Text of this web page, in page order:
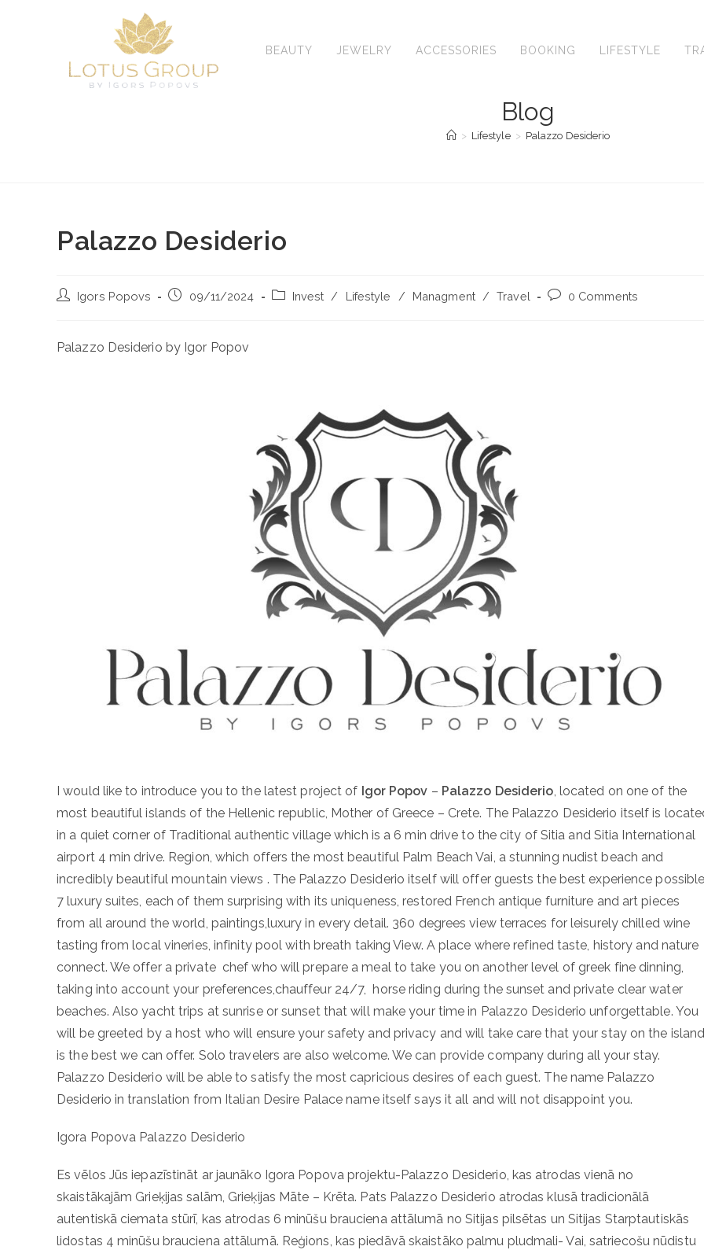
BEAUTY JEWELRY ACCESSORIES BOOKING LIFESTYLE
Blog
> Lifestyle > Palazzo Desiderio
Palazzo Desiderio
PostIgors Popovs
Post 09/11/2024
PostInvest / Lifestyle / Managment / Travel
Post0 Comments
Palazzo Desiderio by Igor Popov
I would like to introduce you to the latest project of Igor Popov – Palazzo Desiderio, located on one of the
most beautiful islands of the Hellenic republic, Mother of Greece – Crete. The Palazzo Desiderio itself is
in a quiet corner of Traditional authentic village which is a 6 min drive to the city of Sitia and Sitia International
airport 4 min drive. Region, which offers the most beautiful Palm Beach Vai, a stunning nudist beach and
incredibly beautiful mountain views . The Palazzo Desiderio itself will offer guests the best experience
7 luxury suites, each of them surprising with its uniqueness, restored French antique furniture and art pieces
from all around the world, paintings,luxury in every detail. 360 degrees view terraces for leisurely chilled wine
tasting from local vineries, infinity pool with breath taking View. A place where refined taste, history and nature
connect. We offer a private chef who will prepare a meal to take you on another level of greek fine dinning,
taking into account your preferences,chauffeur 24/7, horse riding during the sunset and private clear water
beaches. Also yacht trips at sunrise or sunset that will make your time in Palazzo Desiderio unforgettable. You
will be greeted by a host who will ensure your safety and privacy and will take care that your stay on the island
is the best we can offer. Solo travelers are also welcome. We can provide company during all your stay.
Palazzo Desiderio will be able to satisfy the most capricious desires of each guest. The name Palazzo
Desiderio in translation from Italian Desire Palace name itself says it all and will not disappoint you.
Igora Popova Palazzo Desiderio
Es vēlos Jūs iepazīstināt ar jaunāko Igora Popova projektu-Palazzo Desiderio, kas atrodas vienā no
skaistākajām Grieķijas salām, Grieķijas Māte – Krēta. Pats Palazzo Desiderio atrodas klusā tradicionālā
autentiskā ciemata stūrī, kas atrodas 6 minūšu brauciena attālumā no Sitijas pilsētas un Sitijas Starptautiskās
lidostas 4 minūšu brauciena attālumā. Reģions, kas piedāvā skaistāko palmu pludmali- Vai, satriecošu nūdistu